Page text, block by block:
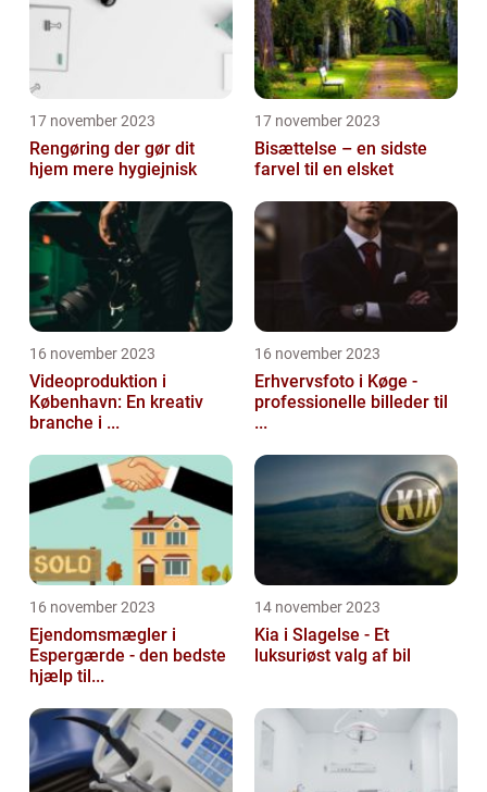
17 november 2023
Rengøring der gør dit
hjem mere hygiejnisk
17 november 2023
Bisættelse – en sidste
farvel til en elsket
16 november 2023
Videoproduktion i
København: En kreativ
branche i ...
16 november 2023
Erhvervsfoto i Køge -
professionelle billeder til
...
16 november 2023
Ejendomsmægler i
Espergærde - den bedste
hjælp til...
14 november 2023
Kia i Slagelse - Et
luksuriøst valg af bil